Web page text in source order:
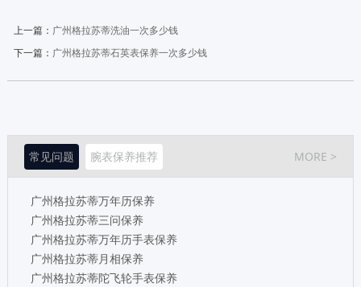
上一篇： 广州格拉苏蒂洗油一次多少钱
下一篇： 广州格拉苏蒂石英表保养一次多少钱
常见问题 腕表保养推荐 MORE >
广州格拉苏蒂万年历保养
广州格拉苏蒂三问保养
广州格拉苏蒂万年历手表保养
广州格拉苏蒂月相保养
广州格拉苏蒂陀飞轮手表保养